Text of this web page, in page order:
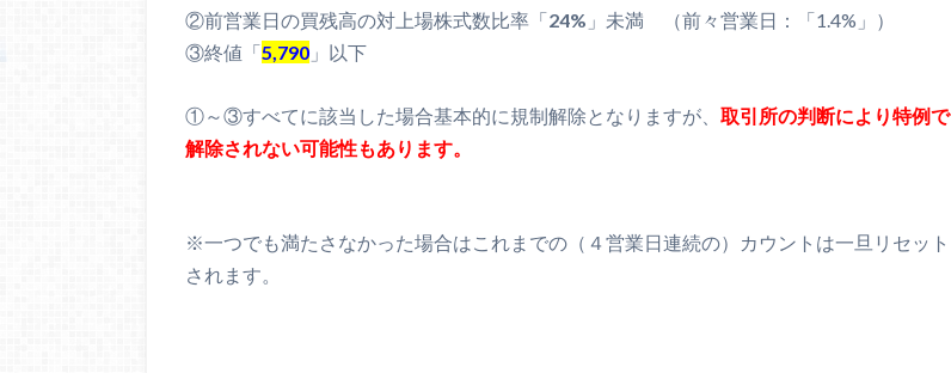
②前営業日の買残高の対上場株式数比率「24% 」未満 （前々営業日：「1.4%」）
③終値「5,790 」以下
①～③すべてに該当した場合基本的に規制解除となりますが、 取引所の判断により特例で
解除されない可能性もあります。
※一つでも満たさなかった場合はこれまでの（４営業日連続の）カウントは一旦リセット
されます。